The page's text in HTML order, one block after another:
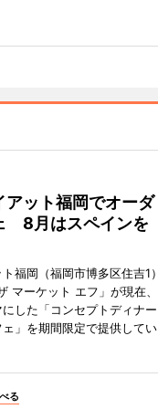
アット福岡でオーダ
8月はスペインを
福岡（福岡市博多区住吉1）
マーケット エフ」が現在、
した「コンセプトディナー
」を期間限定で提供してい
る